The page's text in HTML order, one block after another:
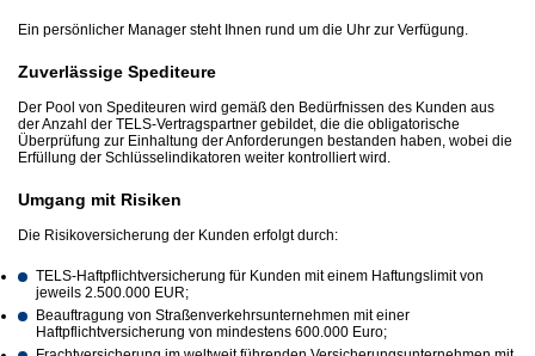
Ein persönlicher Manager steht Ihnen rund um die Uhr zur Verfügung.
Zuverlässige Spediteure
Der Pool von Spediteuren wird gemäß den Bedürfnissen des Kunden aus
der Anzahl der TELS-Vertragspartner gebildet, die die obligatorische
Überprüfung zur Einhaltung der Anforderungen bestanden haben, wobei die
Erfüllung der Schlüsselindikatoren weiter kontrolliert wird.
Umgang mit Risiken
Die Risikoversicherung der Kunden erfolgt durch:
TELS-Haftpflichtversicherung für Kunden mit einem Haftungslimit von
jeweils 2.500.000 EUR;
Beauftragung von Straßenverkehrsunternehmen mit einer
Haftpflichtversicherung von mindestens 600.000 Euro;